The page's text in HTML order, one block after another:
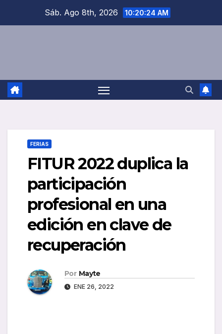
Sáb. Ago 8th, 2026 10:20:25 AM
FERIAS
FITUR 2022 duplica la
participación
profesional en una
edición en clave de
recuperación
Por Mayte
ENE 26, 2022